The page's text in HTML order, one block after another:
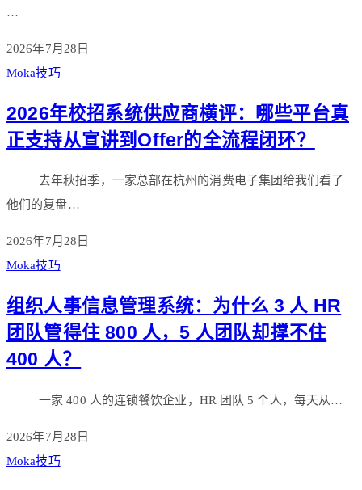
…
2026年7月28日
Moka技巧
2026年校招系统供应商横评：哪些平台真
正支持从宣讲到Offer的全流程闭环？
去年秋招季，一家总部在杭州的消费电子集团给我们看了
他们的复盘…
2026年7月28日
Moka技巧
组织人事信息管理系统：为什么 3 人 HR
团队管得住 800 人，5 人团队却撑不住
400 人？
一家 400 人的连锁餐饮企业，HR 团队 5 个人，每天从…
2026年7月28日
Moka技巧